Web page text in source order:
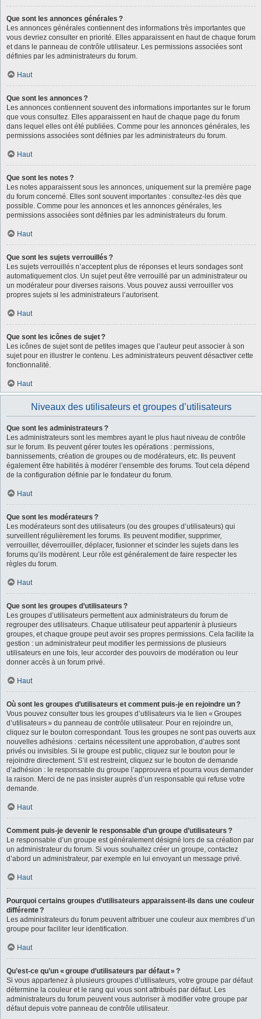
Que sont les annonces générales ?
Les annonces générales contiennent des informations très importantes que
vous devriez consulter en priorité. Elles apparaissent en haut de chaque forum
et dans le panneau de contrôle utilisateur. Les permissions associées sont
définies par les administrateurs du forum.
Haut
Que sont les annonces ?
Les annonces contiennent souvent des informations importantes sur le forum
que vous consultez. Elles apparaissent en haut de chaque page du forum
dans lequel elles ont été publiées. Comme pour les annonces générales, les
permissions associées sont définies par les administrateurs du forum.
Haut
Que sont les notes ?
Les notes apparaissent sous les annonces, uniquement sur la première page
du forum concerné. Elles sont souvent importantes : consultez-les dès que
possible. Comme pour les annonces et les annonces générales, les
permissions associées sont définies par les administrateurs du forum.
Haut
Que sont les sujets verrouillés ?
Les sujets verrouillés n’acceptent plus de réponses et leurs sondages sont
automatiquement clos. Un sujet peut être verrouillé par un administrateur ou
un modérateur pour diverses raisons. Vous pouvez aussi verrouiller vos
propres sujets si les administrateurs l’autorisent.
Haut
Que sont les icônes de sujet ?
Les icônes de sujet sont de petites images que l’auteur peut associer à son
sujet pour en illustrer le contenu. Les administrateurs peuvent désactiver cette
fonctionnalité.
Haut
Niveaux des utilisateurs et groupes d’utilisateurs
Que sont les administrateurs ?
Les administrateurs sont les membres ayant le plus haut niveau de contrôle
sur le forum. Ils peuvent gérer toutes les opérations : permissions,
bannissements, création de groupes ou de modérateurs, etc. Ils peuvent
également être habilités à modérer l’ensemble des forums. Tout cela dépend
de la configuration définie par le fondateur du forum.
Haut
Que sont les modérateurs ?
Les modérateurs sont des utilisateurs (ou des groupes d’utilisateurs) qui
surveillent régulièrement les forums. Ils peuvent modifier, supprimer,
verrouiller, déverrouiller, déplacer, fusionner et scinder les sujets dans les
forums qu’ils modèrent. Leur rôle est généralement de faire respecter les
règles du forum.
Haut
Que sont les groupes d’utilisateurs ?
Les groupes d’utilisateurs permettent aux administrateurs du forum de
regrouper des utilisateurs. Chaque utilisateur peut appartenir à plusieurs
groupes, et chaque groupe peut avoir ses propres permissions. Cela facilite la
gestion : un administrateur peut modifier les permissions de plusieurs
utilisateurs en une fois, leur accorder des pouvoirs de modération ou leur
donner accès à un forum privé.
Haut
Où sont les groupes d’utilisateurs et comment puis-je en rejoindre un ?
Vous pouvez consulter tous les groupes d’utilisateurs via le lien « Groupes
d’utilisateurs » du panneau de contrôle utilisateur. Pour en rejoindre un,
cliquez sur le bouton correspondant. Tous les groupes ne sont pas ouverts aux
nouvelles adhésions : certains nécessitent une approbation, d’autres sont
privés ou invisibles. Si le groupe est public, cliquez sur le bouton pour le
rejoindre directement. S’il est restreint, cliquez sur le bouton de demande
d’adhésion : le responsable du groupe l’approuvera et pourra vous demander
la raison. Merci de ne pas insister auprès d’un responsable qui refuse votre
demande.
Haut
Comment puis-je devenir le responsable d’un groupe d’utilisateurs ?
Le responsable d’un groupe est généralement désigné lors de sa création par
un administrateur du forum. Si vous souhaitez créer un groupe, contactez
d’abord un administrateur, par exemple en lui envoyant un message privé.
Haut
Pourquoi certains groupes d’utilisateurs apparaissent-ils dans une couleur
différente ?
Les administrateurs du forum peuvent attribuer une couleur aux membres d’un
groupe pour faciliter leur identification.
Haut
Qu’est-ce qu’un « groupe d’utilisateurs par défaut » ?
Si vous appartenez à plusieurs groupes d’utilisateurs, votre groupe par défaut
détermine la couleur et le rang qui vous sont attribués par défaut. Les
administrateurs du forum peuvent vous autoriser à modifier votre groupe par
défaut depuis votre panneau de contrôle utilisateur.